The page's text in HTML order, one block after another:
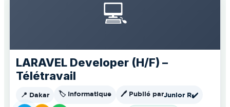
💻
LARAVEL Developer (H/F) –
Télétravail
📍 Dakar 🏷️ Informatique 🖊️ Publié parJunior R✔️